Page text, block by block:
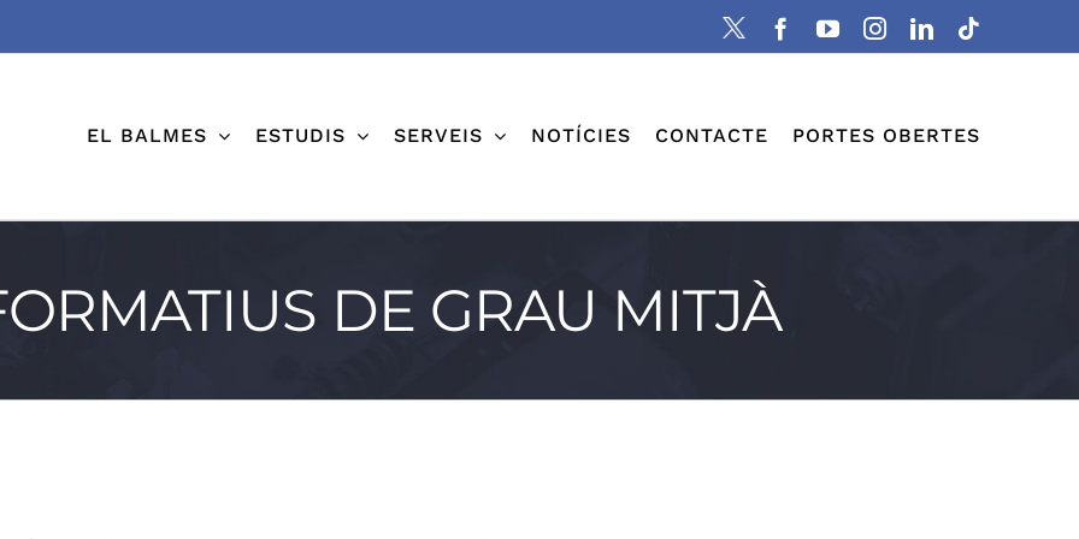
X Facebook
YouTubeInstagram
LinkedIn
EL BALMES ESTUDIS SERVEIS NOTÍCIES CONTACTE PORTES OBERTES
DE GRAU MITJÀ